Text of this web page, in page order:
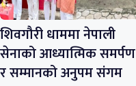
शिवगौरी धाममा नेपाली
सेनाको आध्यात्मिक समर्पण
र सम्मानको अनुपम संगम